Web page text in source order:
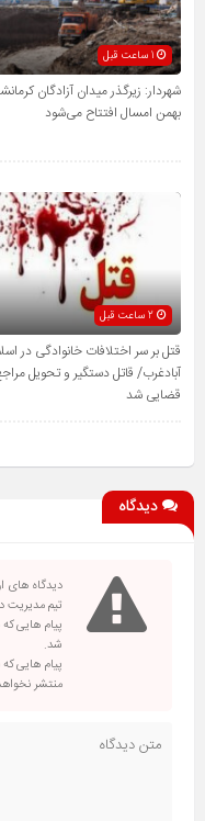
1 ساعت قبل
شهردار: زیرگذر میدان آزادگان
بهمن امسال افتتاح می‌شود
2 ساعت قبل
قتل بر سر اختلافات خانوادگی در
آبادغرب/ قاتل دستگیر و تحویل
قضایی شد
دیدگاه
دیدگاه های
تیم
پیام هایی
شد.
پیام هایی
منتشر